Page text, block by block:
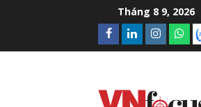
Tháng 8 9, 2026
Facebook
LinkedinInstagram